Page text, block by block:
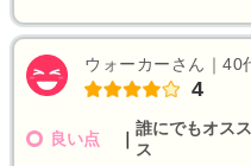
ウォーカーさん｜40
4
良い点
誰にでもオス
ス